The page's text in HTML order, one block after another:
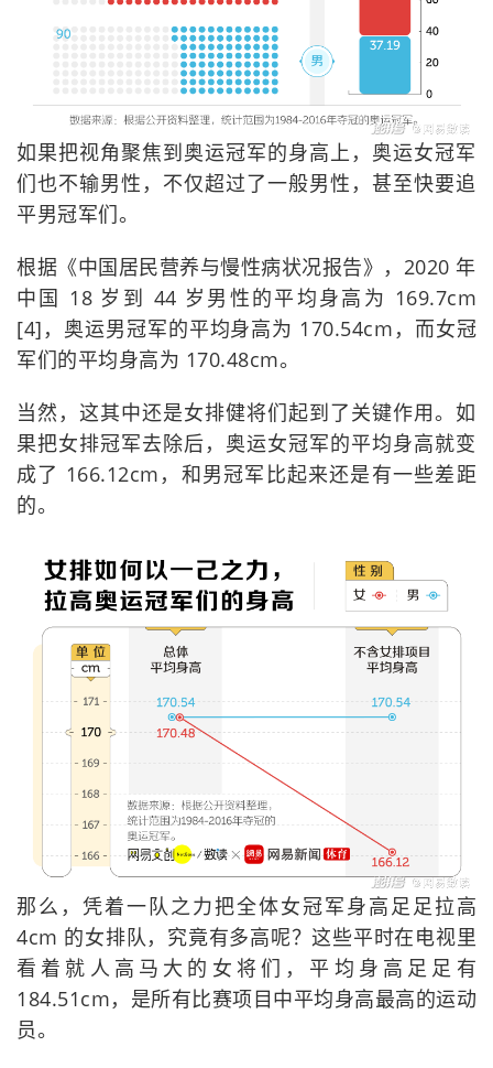
如果把视角聚焦到奥运冠军的身高上，奥运女冠军
们也不输男性，不仅超过了一般男性，甚至快要追
平男冠军们。
根据《中国居民营养与慢性病状况报告》，2020 年
中国 18 岁到 44 岁男性的平均身高为 169.7cm
[4]，奥运男冠军的平均身高为 170.54cm，而女冠
军们的平均身高为 170.48cm。
当然，这其中还是女排健将们起到了关键作用。如
果把女排冠军去除后，奥运女冠军的平均身高就变
成了 166.12cm，和男冠军比起来还是有一些差距
的。
那么，凭着一队之力把全体女冠军身高足足拉高
4cm 的女排队，究竟有多高呢？这些平时在电视里
看着就人高马大的女将们，平均身高足足有
184.51cm，是所有比赛项目中平均身高最高的运动
员。